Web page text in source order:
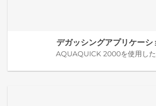
デガッシングアプリケーシ
AQUAQUICK 2000を使用し